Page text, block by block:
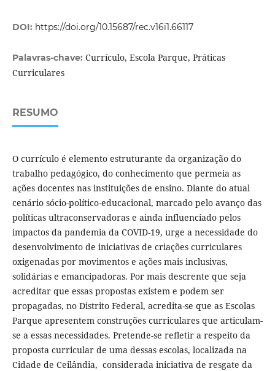
DOI: https://doi.org/10.15687/rec.v16i1.66117
Palavras-chave: Currículo, Escola Parque, Práticas
Curriculares
RESUMO
O currículo é elemento estruturante da organização do
trabalho pedagógico, do conheci­mento que permeia as
ações docentes nas instituições de ensino. Diante do atual
cenário sócio-político-educacional, marcado pelo avanço das
políticas ultraconservadoras e ainda influenciado pelos
impactos da pandemia da COVID-19, urge a necessidade do
desenvolvimento de iniciativas de criações curriculares
oxigenadas por movimentos e ações mais inclusivas,
solidárias e emancipadoras. Por mais descrente que seja
acreditar que essas propostas existem e podem ser
propagadas, no Distrito Federal, acredita-se que as Escolas
Parque apresentem construções curriculares que articulam-
se a essas necessidades. Pretende-se refletir a respeito da
proposta curricular de uma dessas escolas, localizada na
Cidade de Ceilândia, considerada iniciativa de resgate da